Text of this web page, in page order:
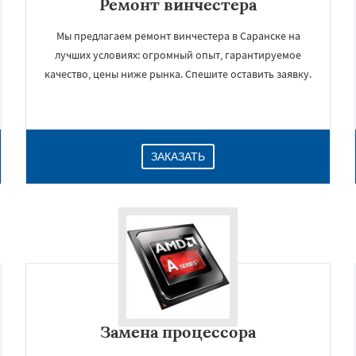
Ремонт винчестера
Мы предлагаем ремонт винчестера в Саранске на
лучших условиях: огромный опыт, гарантируемое
качество, цены ниже рынка. Спешите оставить заявку.
ЗАКАЗАТЬ
Замена процессора